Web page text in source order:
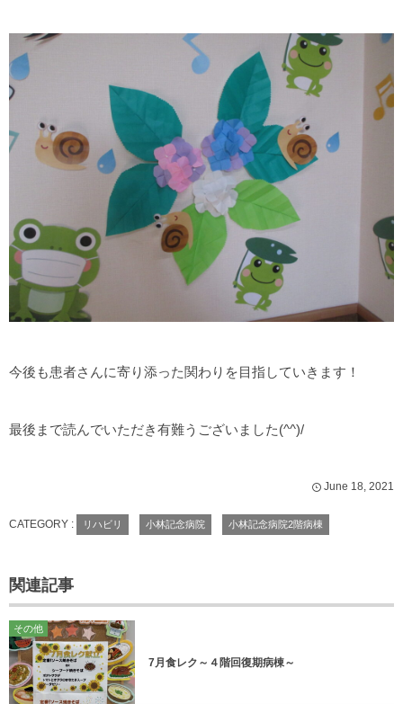
今後も患者さんに寄り添った関わりを目指していきます！
最後まで読んでいただき有難うございました(^^)/
June 18, 2021
CATEGORY : リハビリ 小林記念病院 小林記念病院2階病棟
関連記事
その他
7月食レク～４階回復期病棟～